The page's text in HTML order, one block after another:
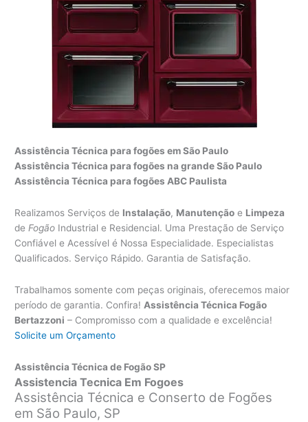
Assistência Técnica para fogões em São Paulo
Assistência Técnica para fogões na grande São Paulo
Assistência Técnica para fogões ABC Paulista
Realizamos Serviços de Instalação, Manutenção e Limpeza
de Fogão Industrial e Residencial. Uma Prestação de Serviço
Confiável e Acessível é Nossa Especialidade. Especialistas
Qualificados. Serviço Rápido. Garantia de Satisfação.
Trabalhamos somente com peças originais, oferecemos maior
período de garantia. Confira! Assistência Técnica Fogão
Bertazzoni – Compromisso com a qualidade e excelência!
Solicite um Orçamento
Assistência Técnica de Fogão SP
Assistencia Tecnica Em Fogoes
Assistência Técnica e Conserto de Fogões
em São Paulo, SP